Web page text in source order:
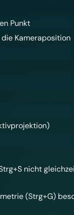
Punkt
Kameraposition
nicht
(Strg+G)